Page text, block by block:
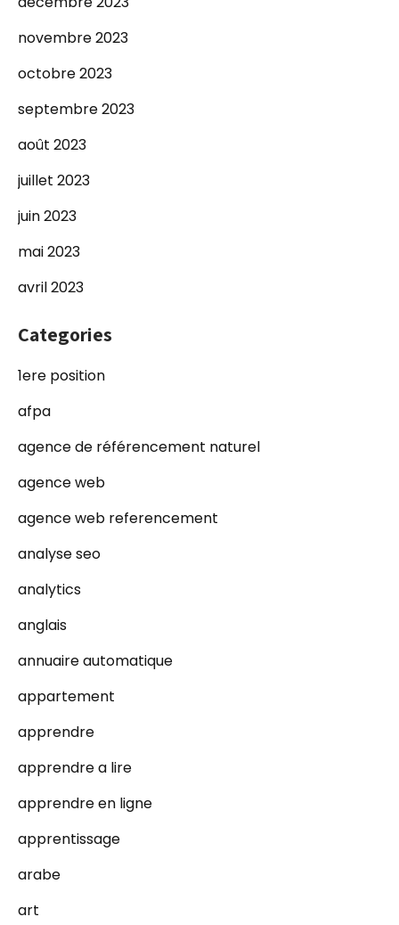
novembre 2023
octobre 2023
septembre 2023
août 2023
juillet 2023
juin 2023
mai 2023
avril 2023
Categories
1ere position
afpa
agence de référencement naturel
agence web
agence web referencement
analyse seo
analytics
anglais
annuaire automatique
appartement
apprendre
apprendre a lire
apprendre en ligne
apprentissage
arabe
art